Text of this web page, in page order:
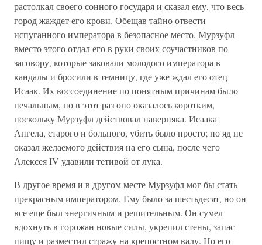
растолкал своего сонного государя и сказал ему, что весь
город жаждет его крови. Обещав тайно отвести
испуганного императора в безопасное место, Мурзуфл
вместо этого отдал его в руки своих соучастников по
заговору, которые заковали молодого императора в
кандалы и бросили в темницу, где уже ждал его отец
Исаак. Их воссоединение по понятным причинам было
печальным, но в этот раз оно оказалось коротким,
поскольку Мурзуфл действовал наверняка. Исаака
Ангела, старого и больного, убить было просто; но яд не
оказал желаемого действия на его сына, после чего
Алексея IV удавили тетивой от лука.
В другое время и в другом месте Мурзуфл мог бы стать
прекрасным императором. Ему было за шестьдесят, но он
все еще был энергичным и решительным. Он сумел
вдохнуть в горожан новые силы, укрепил стены, запас
пищу и разместил стражу на крепостном валу. Но его